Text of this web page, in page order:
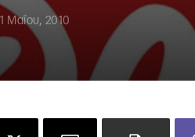
Μαΐου, 2010